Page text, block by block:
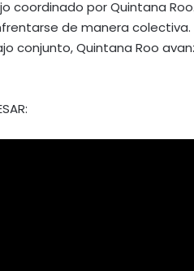
coordinado por Quintana
de manera colectiva.
conjunto, Quintana Roo